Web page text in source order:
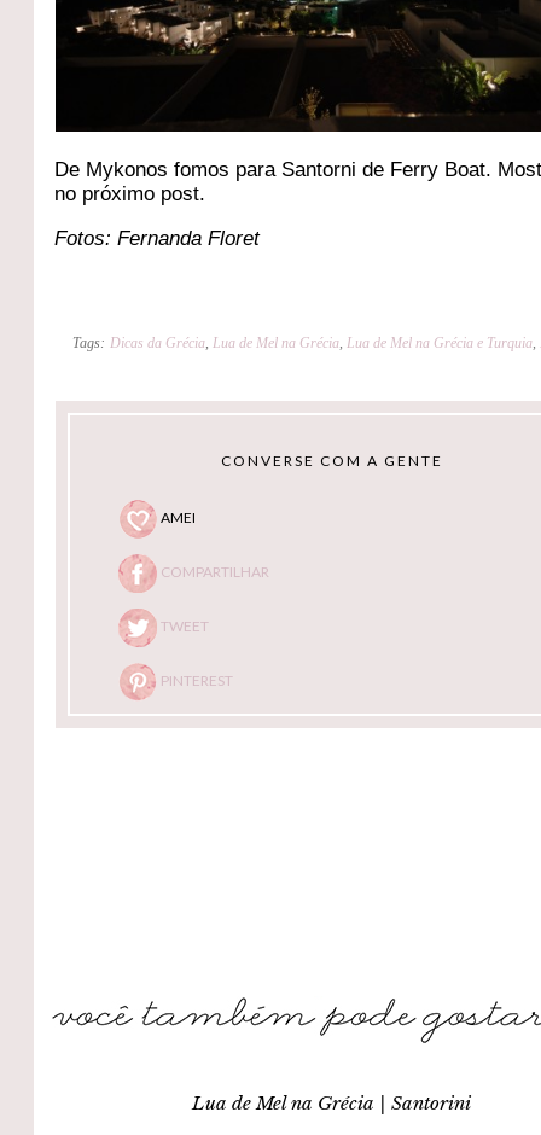
De Mykonos fomos para Santorni de Ferry Boat.
no próximo post.
Fotos: Fernanda Floret
Tags: Dicas da Grécia, Lua de Mel na Grécia, Lua de Mel na Grécia e Turquia,
CONVERSE COM A GENTE
AMEI
COMPARTILHAR
TWEET
PINTEREST
Lua de Mel na Grécia | Santorini